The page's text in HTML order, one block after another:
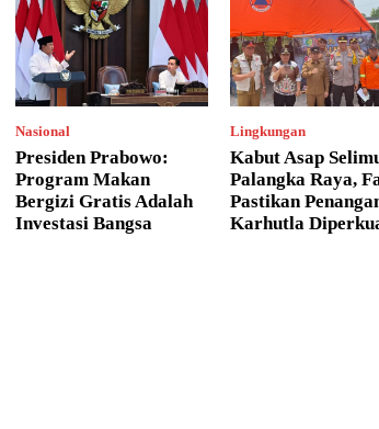
Nasional
Presiden Prabowo:
Program Makan
Bergizi Gratis Adalah
Investasi Bangsa
Lingkungan
Kabut Asap
Palangka Raya,
Pastikan
Karhutla